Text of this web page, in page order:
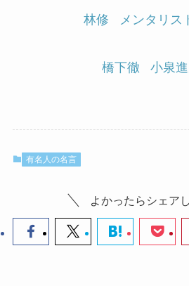
林修 メンタリス
橋下徹 小泉
有名人の名言
よかったらシェア